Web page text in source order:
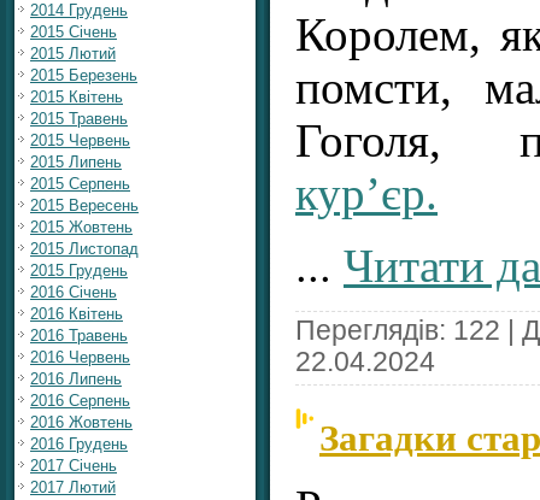
2014 Грудень
2015 Січень
2015 Лютий
2015 Березень
2015 Квітень
2015 Травень
2015 Червень
2015 Липень
2015 Серпень
2015 Вересень
2015 Жовтень
2015 Листопад
2015 Грудень
2016 Січень
2016 Квітень
2016 Травень
2016 Червень
2016 Липень
2016 Серпень
2016 Жовтень
2016 Грудень
2017 Січень
2017 Лютий
Королем,
помсти,
кур’єр.
... Читати
Переглядів: 122 |
22.04.2024
Загадки